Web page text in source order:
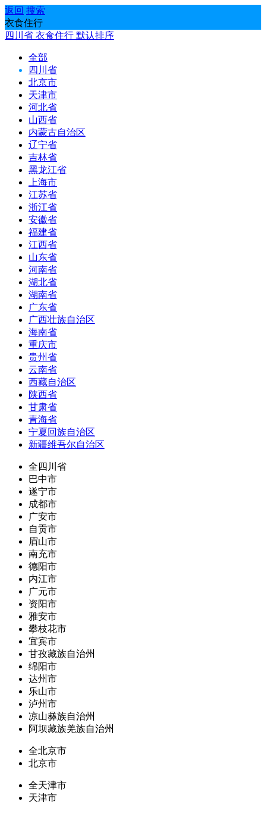
返回 搜索
衣食住行
四川省 衣食住行 默认排序
全部
四川省
北京市
天津市
河北省
山西省
内蒙古自治区
辽宁省
吉林省
黑龙江省
上海市
江苏省
浙江省
安徽省
福建省
江西省
山东省
河南省
湖北省
湖南省
广东省
广西壮族自治区
海南省
重庆市
贵州省
云南省
西藏自治区
陕西省
甘肃省
青海省
宁夏回族自治区
新疆维吾尔自治区
全四川省
巴中市
遂宁市
成都市
广安市
自贡市
眉山市
南充市
德阳市
内江市
广元市
资阳市
雅安市
攀枝花市
宜宾市
甘孜藏族自治州
绵阳市
达州市
乐山市
泸州市
凉山彝族自治州
阿坝藏族羌族自治州
全北京市
北京市
全天津市
天津市